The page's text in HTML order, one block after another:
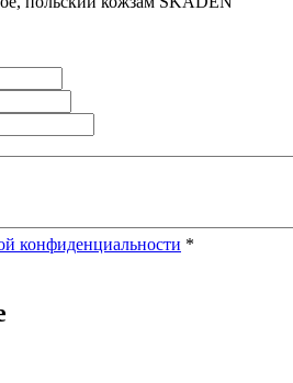
конфиденциальности *